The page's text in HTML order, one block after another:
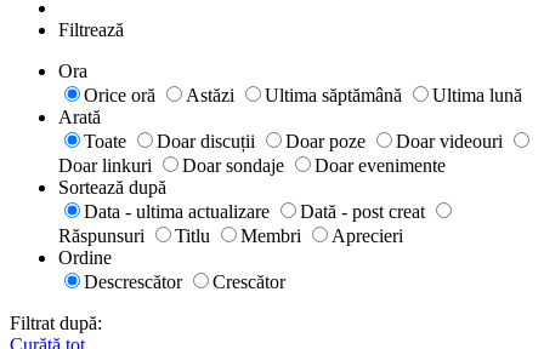
Filtrează
Ora
Orice oră
Astăzi Ultima săptămână
Ultima lună
Arată
Toate
Doar discuții Doar poze
Doar videouri
Doar linkuri
Doar sondaje
Doar evenimente
Sortează după
Data - ultima actualizare
Dată - post creat
Răspunsuri
Titlu Membri
Aprecieri
Ordine
Descrescător
Crescător
Filtrat după:
Curăță tot